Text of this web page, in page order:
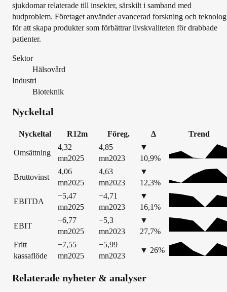
sjukdomar relaterade till insekter, särskilt i samband med
hudproblem. Företaget använder avancerad forskning och
för att skapa produkter som förbättrar livskvaliteten för drabbade
patienter.
Sektor
Hälsovård
Industri
Bioteknik
Nyckeltal
Nyckeltal R12m Föreg. Δ Trend
Omsättning
4,32
mn2025
4,85
mn2023
▼
10,9%
Bruttovinst
4,06
mn2025
4,63
mn2023
▼
12,3%
EBITDA
−5,47
mn2025
−4,71
mn2023
▼
16,1%
EBIT
−6,77
mn2025
−5,3
mn2023
▼
27,7%
Fritt
kassaflöde
−7,55
mn2025
−5,99
mn2023
▼ 26%
Relaterade nyheter & analyser